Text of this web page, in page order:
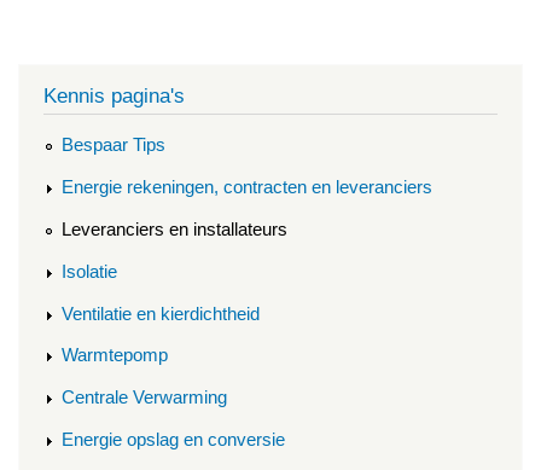
Kennis pagina's
Bespaar Tips
Energie rekeningen, contracten en leveranciers
Leveranciers en installateurs
Isolatie
Ventilatie en kierdichtheid
Warmtepomp
Centrale Verwarming
Energie opslag en conversie